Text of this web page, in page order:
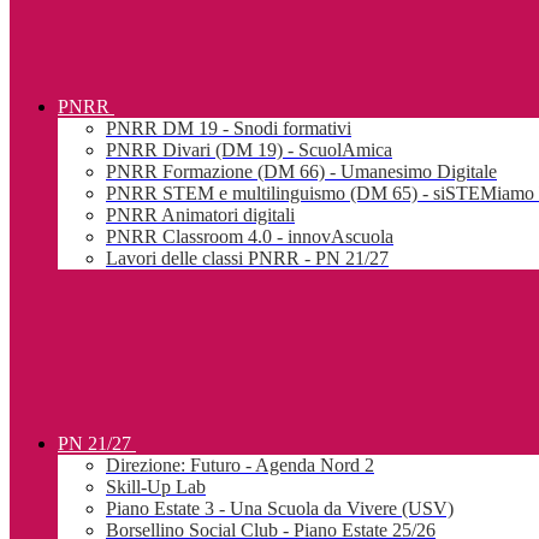
PNRR
PNRR DM 19 - Snodi formativi
PNRR Divari (DM 19) - ScuolAmica
PNRR Formazione (DM 66) - Umanesimo Digitale
PNRR STEM e multilinguismo (DM 65) - siSTEMiamo
PNRR Animatori digitali
PNRR Classroom 4.0 - innovAscuola
Lavori delle classi PNRR - PN 21/27
PN 21/27
Direzione: Futuro - Agenda Nord 2
Skill-Up Lab
Piano Estate 3 - Una Scuola da Vivere (USV)
Borsellino Social Club - Piano Estate 25/26